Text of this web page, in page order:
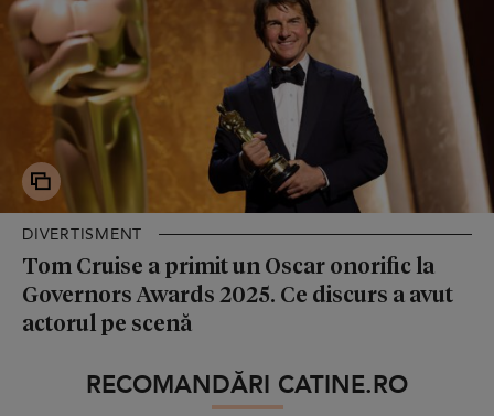
DIVERTISMENT
Tom Cruise a primit un Oscar onorific la
Governors Awards 2025. Ce discurs a avut
actorul pe scenă
RECOMANDĂRI CATINE.RO